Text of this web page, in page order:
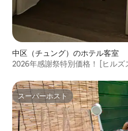
中区（チュング）のホテル客室
2026年感謝祭特別価格！ [ヒル
ポロロテーマパーク]
スーパーホスト
スーパーホスト